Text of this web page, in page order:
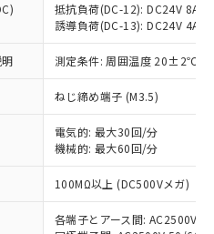
抵抗負荷(DC-12): DC24V 8A/
誘導負荷(DC-13): DC24V 4A/
測定条件: 周囲温度 20±2℃、
ねじ締め端子 (M3.5)
電気的: 最大30回/分
機械的: 最大60回/分
100MΩ以上 (DC500Vメガ)
各端子とアース間: AC2500V
ただき、同意のうえ
当社制御機器事業取扱
状況および標準価格
せていただくもので
業取扱商品の中には、
象外となる商品もある
ださい。
指令（10物質）の
で、対応品を出す予
指令（10物質）の
査中または確認中の
料など無形物で、有
い商品です。
、非含有部品として
判明した場合などや
があります。
含有率が中国RoHSの
を示します。
含有率が中国RoHSの
とを示します。
当社販売部門へお問
貴社製品のうち、外国